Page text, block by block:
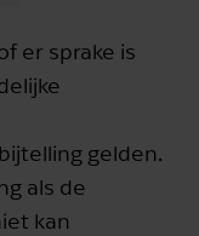
er sprake is
gelden.
als de
kan